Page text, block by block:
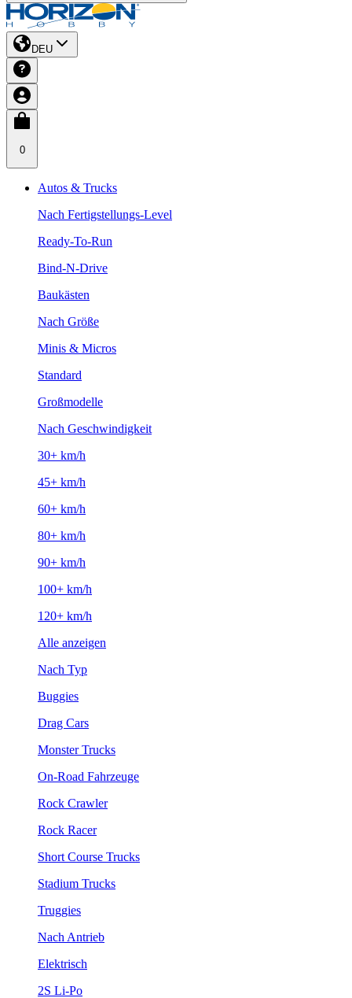
DEU
0
Autos & Trucks
Nach Fertigstellungs-Level
Ready-To-Run
Bind-N-Drive
Baukästen
Nach Größe
Minis & Micros
Standard
Großmodelle
Nach Geschwindigkeit
30+ km/h
45+ km/h
60+ km/h
80+ km/h
90+ km/h
100+ km/h
120+ km/h
Alle anzeigen
Nach Typ
Buggies
Drag Cars
Monster Trucks
On-Road Fahrzeuge
Rock Crawler
Rock Racer
Short Course Trucks
Stadium Trucks
Truggies
Nach Antrieb
Elektrisch
2S Li-Po